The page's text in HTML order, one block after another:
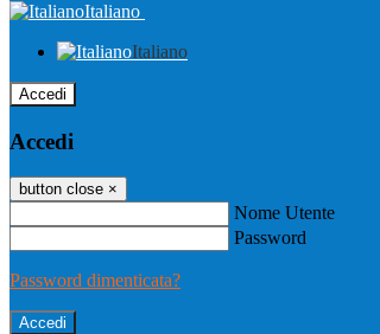
Italiano
Italiano
Accedi
Accedi
button close ×
Nome Utente
Password
Password dimenticata?